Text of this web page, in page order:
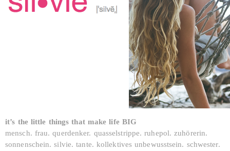
it’s the little things that make life BIG
mensch. frau. querdenker. quasselstrippe. ruhepol. zuhörerin.
sonnenschein. silvie. tante. kollektives unbewusstsein. schwester.